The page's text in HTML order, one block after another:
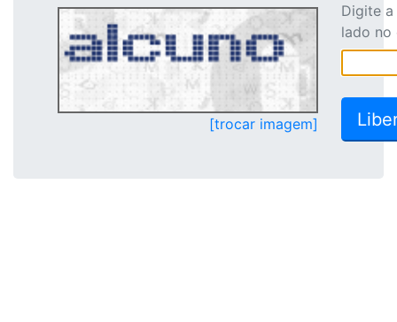
[trocar imagem]
Digite
lado no